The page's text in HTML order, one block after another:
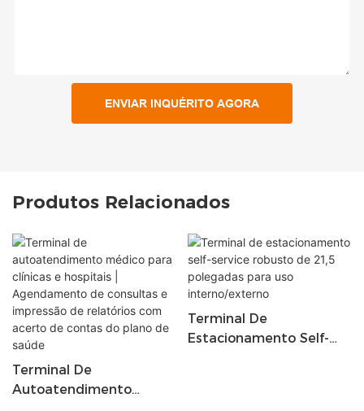
ENVIAR INQUÉRITO AGORA
Produtos Relacionados
Terminal De
Autoatendimento
Terminal De
Estacionamento Self-